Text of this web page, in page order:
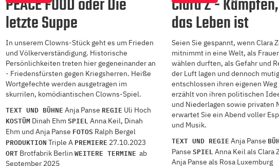
PEACE FOOD oder Die
letzte Suppe
In unserem Clowns-Stück geht es um Frieden
und Völkerverständigung. Historische
Persönlichkeiten treten hier gegeneinander an
- Friedensfürsten gegen Kriegsherren. Heiße
Wortgefechte werden ausgetragen im
skurrilen, komödiantischen Clowns-Spiel.
TEXT UND BÜHNE Anja Panse REGIE Uli Hoch
KOSTÜMDinah Ehm SPIEL Anna Keil, Dinah
Ehm und Anja Panse FOTOSRalph Bergel
PRODUKTION Triple A PREMIERE 27.10.2023
ORTBrotfabrik Berlin WEITERE TERMINE ab
September 2025
Clara Z -
das Leben ist
Seien Sie gespannt, wenn Clara
mitnimmt in eine Welt, als
wählen durften, als Gefahr und
der Luft lagen und dennoch
entschlossen ihren eigenen Weg
erzählt von ihren politischen
und Niederlagen sowie privaten
erwartet Sie ein Abend voller
und Musik.
TEXT UND REGIE Anja Panse
Panse SPIEL Anna Keil als Clara
Anja Panse als Rosa Luxemburg